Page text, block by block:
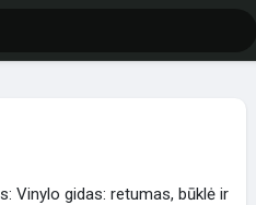
Vinylo gidas: retumas, būklė ir